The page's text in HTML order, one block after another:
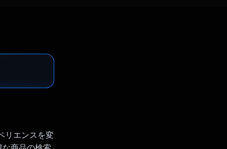
リエンスを変